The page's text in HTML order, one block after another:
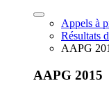
Appels à
Résultats
AAPG
AAPG 2015